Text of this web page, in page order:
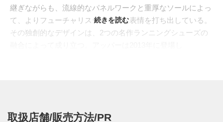
継ぎながらも、流線的なパネルワークと重厚なソールによっ
て、よりフューチャリスティックな表情を打ち出している。
その独創的なデザインは、2つの名作ランニングシューズの
ンスを残した。ソールユニットには、2010年に精鋭技術者集
続きを読む
取扱店舗/販売方法/PR